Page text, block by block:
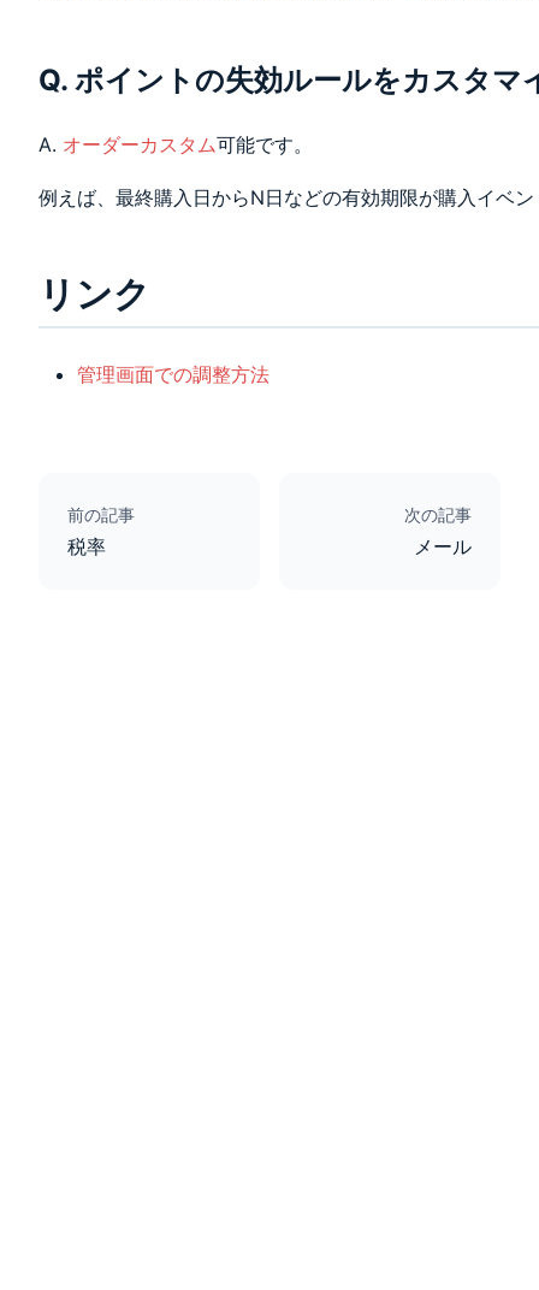
Q. ポイントの失効ルールをカスタマ
A. オーダーカスタム可能です。
例えば、最終購入日からN日などの有効期限が購入イベ
リンク
管理画面での調整方法
前の記事
税率
次の記事
メール